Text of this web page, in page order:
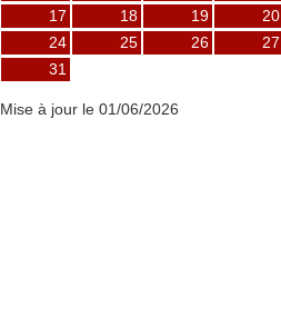
17
18 19 20
24
25 26 27
31
Mise à jour le 01/06/2026